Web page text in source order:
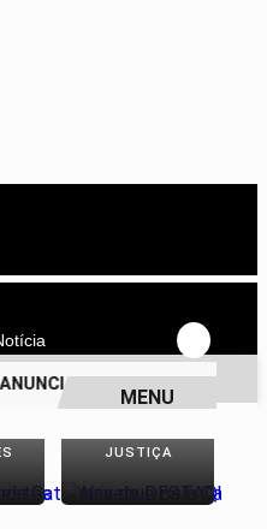
PAGAMENTO DOS
MENU
JUSTIÇA